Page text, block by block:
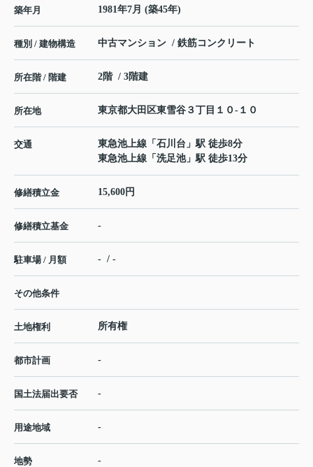
築年月 1981年7月 (築45年)
種別 / 建物構造 中古マンション / 鉄筋コンクリート
所在階 / 階建 2階 / 3階建
所在地 東京都大田区東雪谷 ３丁目１０-１０
交通 東急池上線 「 石川台 」駅 徒歩8分
東急池上線 「 洗足池」駅 徒歩13分
修繕積立金 15,600円
修繕積立基金 -
駐車場 / 月額 - / -
その他条件
土地権利 所有権
都市計画 -
国土法届出要否 -
用途地域 -
地勢 -